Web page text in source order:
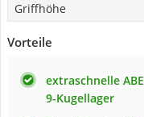
Griffhöhe
Vorteile
extraschnelle
9-Kugellager